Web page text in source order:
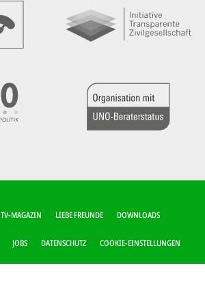
TV-MAGAZIN LIEBE FREUNDE DOWNLOADS
JOBS DATENSCHUTZ COOKIE-EINSTELLUNGEN